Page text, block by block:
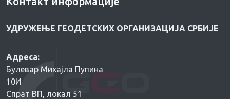
УДРУЖЕЊЕ ГЕОДЕТСКИХ ОРГАНИЗАЦИЈА СРБИЈЕ
Адреса:
Булевар Михајла Пупина
10И
Спрат ВП, локал 51